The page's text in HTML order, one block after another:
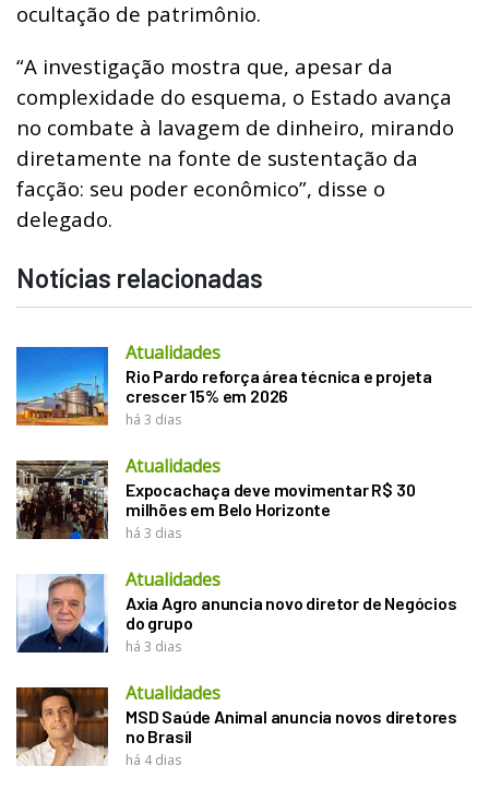
ocultação de patrimônio.
“A investigação mostra que, apesar da
complexidade do esquema, o Estado avança
no combate à lavagem de dinheiro, mirando
diretamente na fonte de sustentação da
facção: seu poder econômico”, disse o
delegado.
Notícias relacionadas
Atualidades
Rio Pardo reforça área técnica e projeta
crescer 15% em 2026
há 3 dias
Atualidades
Expocachaça deve movimentar R$ 30
milhões em Belo Horizonte
há 3 dias
Atualidades
Axia Agro anuncia novo diretor de Negócios
do grupo
há 3 dias
Atualidades
MSD Saúde Animal anuncia novos diretores
no Brasil
há 4 dias